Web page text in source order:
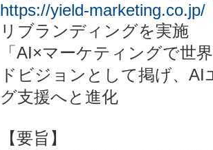
https://yield-marketing.co.jp/
リブランディングを実施
「AI×マーケティングで世
ドビジョンとして掲げ、
グ支援へと進化
【要旨】